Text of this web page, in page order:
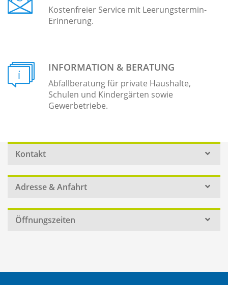
Kostenfreier Service mit Leerungstermin-
Erinnerung.
INFORMATION & BERATUNG
Abfallberatung für private Haushalte,
Schulen und Kindergärten sowie
Gewerbetriebe.
Kontakt
Adresse & Anfahrt
Öffnungszeiten